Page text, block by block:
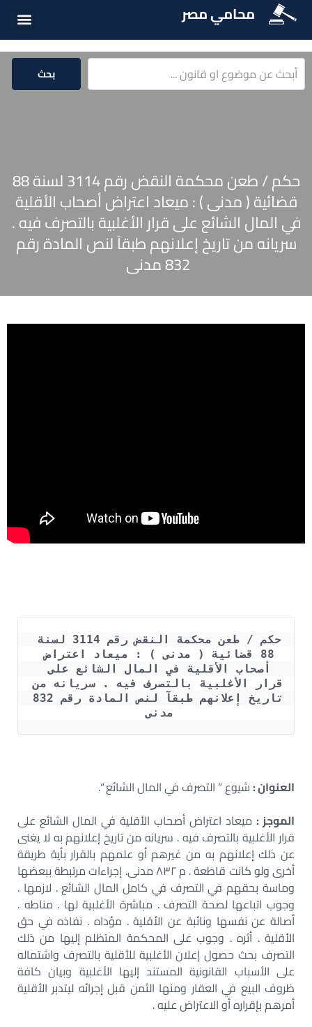
محامي مصر
بحث
حكم / طعن محكمة النقض رقم 3114 لسنة 88
قضائية ( مدنى ) : ميعاد اعتراض أصحاب الأقلية
في المال الشائع على قرار الأغلبية بالتصرف فيه .
سريانه من تاريخ إعلانهم طبقآ لنص المادة رقم
832 مدنى
88 قضائية ( مدنى ) : ميعاد اعتراض
أصحاب الأقلية في المال الشائع على
قرار الأغلبية بالتصرف فيه . سريانه من
مدنى
العنوان :شيوع ” التصرف في المال الشائع “.
الموجز : ميعاد اعتراض أصحاب الأقلية في المال الشائع على
قرار الأغلبية بالتصرف فيه . سريانه من تاريخ إعلانهم به لا يغنى
عن ذلك إعلانهم به من غيرهم أو علمهم بالقرار بأية طريقة
أخرى ولو كانت قاطعة . م ٨٣٢ مدنى. إجراءات مرتبطة ببعضها
وماسة بحقهم في التصرف في كامل المال الشائع . لازمها .
وجوب اتباعها لصحة التصرف . مباشرة الأغلبية لها . مناطه .
أصالة عن نفسها ونائبة عن الأقلية . مؤداه . نفاذه في حق
الأقلية . أثره . وجوب على المحكمة المتظلم إليها من ذلك
التصرف بحث حصول إعلان الأغلبية للأقلية بالتصرف واشتماله
على الأسباب القانونية المستند إليها الأغلبية وبيان كافة
ظروف البيع في العقار ومنها الثمن قبل إجرائه ليتدبر الأقلية
أمرهم بإقراره أو الاعتراض عليه .